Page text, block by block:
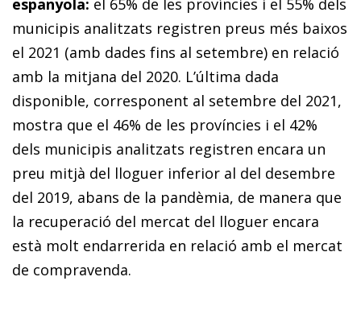
municipis analitzats registren preus més baixos
el 2021 (amb dades fins al setembre) en relació
amb la mitjana del 2020. L’última dada
disponible, corresponent al setembre del 2021,
mostra que el 46% de les províncies i el 42%
dels municipis analitzats registren encara un
preu mitjà del lloguer inferior al del desembre
del 2019, abans de la pandèmia, de manera que
la recuperació del mercat del lloguer encara
està molt endarrerida en relació amb el mercat
de compravenda.